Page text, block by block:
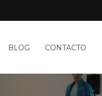
BLOG CONTACTO